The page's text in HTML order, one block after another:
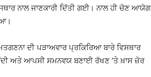
ਨਾਲ ਜਾਣਕਾਰੀ ਦਿੱਤੀ ਗਈ। ਨਾਲ ਹੀ ਚੋਣ ਆਯੋਗ
ਦੀ ਪੜਾਅਵਾਰ ਪ੍ਰਕਿਰਿਆ ਬਾਰੇ ਵਿਸਥਾਰ
ਅਤੇ ਆਪਸੀ ਸਮਨਵਯ ਬਣਾਈ ਰੱਖਣ ’ਤੇ ਖ਼ਾਸ ਜ਼ੋਰ